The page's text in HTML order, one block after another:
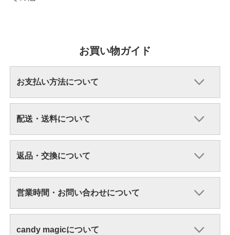
お買い物ガイド
お支払い方法について
配送・送料について
返品・交換について
営業時間・お問い合わせについて
candy magicについて